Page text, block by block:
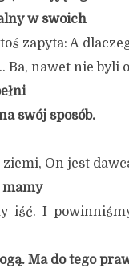
w swoich
zapyta: A
Ba, nawet nie byli
swój sposób.
On jest
mamy
iść. I
Ma do tego